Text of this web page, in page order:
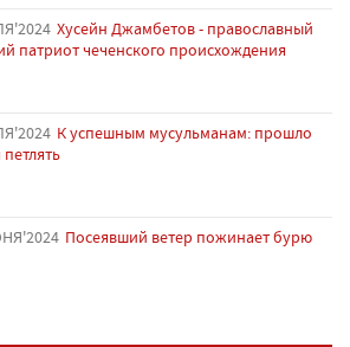
Хусейн Джамбетов - православный
патриот чеченского происхождения
К успешным мусульманам: прошло
Посеявший ветер пожинает бурю